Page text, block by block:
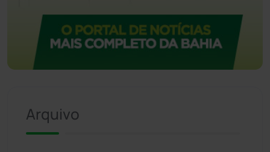
Arquivo